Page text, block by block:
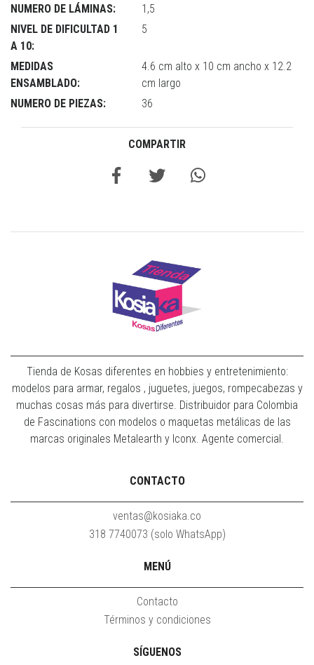
NUMERO DE LÁMINAS:
1,5
NIVEL DE DIFICULTAD 1
A 10:
5
MEDIDAS
ENSAMBLADO:
4.6 cm alto x 10 cm ancho x 12.2
cm largo
NUMERO DE PIEZAS:
36
COMPARTIR
Tienda de Kosas diferentes en hobbies y entretenimiento:
modelos para armar, regalos , juguetes, juegos, rompecabezas y
muchas cosas más para divertirse. Distribuidor para Colombia
de Fascinations con modelos o maquetas metálicas de las
marcas originales Metalearth y Iconx. Agente comercial.
CONTACTO
ventas@kosiaka.co
318 7740073 (solo WhatsApp)
MENÚ
Contacto
Términos y condiciones
SÍGUENOS